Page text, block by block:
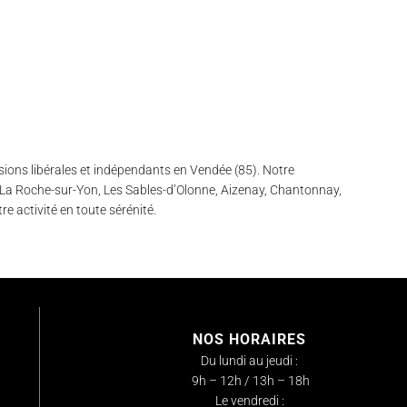
NOS HORAIRES
Du lundi au jeudi :
9h – 12h / 13h – 18h
Le vendredi :
libérales et indépendants en Vendée (85). Notre
sur-Yon, Les Sables-d’Olonne, Aizenay, Chantonnay,
activité en toute sérénité.